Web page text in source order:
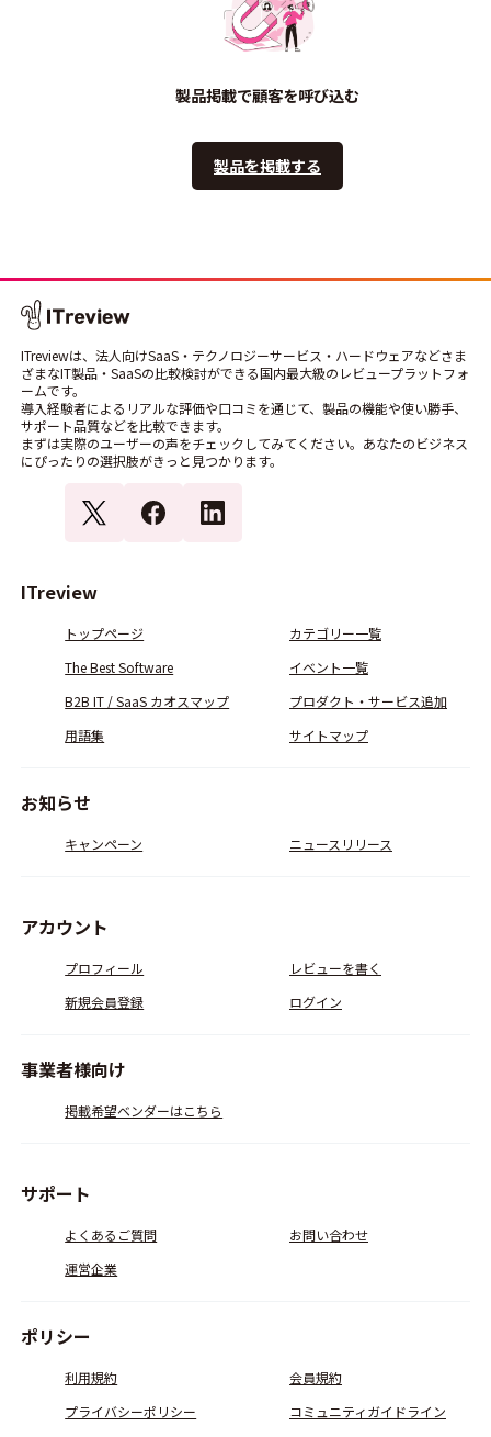
製品掲載で顧客を呼び込む
製品を掲載する
ITreviewは、法人向けSaaS・テクノロジーサービス・ハードウェアなどさま
ざまなIT製品・SaaSの比較検討ができる国内最大級のレビュープラットフォ
ームです。
導入経験者によるリアルな評価や口コミを通じて、製品の機能や使い勝手、
サポート品質などを比較できます。
まずは実際のユーザーの声をチェックしてみてください。あなたのビジネス
にぴったりの選択肢がきっと見つかります。
ITreview
トップページ
カテゴリー一覧
The Best Software
イベント一覧
B2B IT / SaaS カオスマップ
プロダクト・サービス追加
用語集
サイトマップ
お知らせ
キャンペーン ニュースリリース
アカウント
プロフィール
レビューを書く
新規会員登録
ログイン
事業者様向け
掲載希望ベンダーはこちら
サポート
よくあるご質問
お問い合わせ
運営企業
ポリシー
利用規約
会員規約
プライバシーポリシー
コミュニティガイドライン